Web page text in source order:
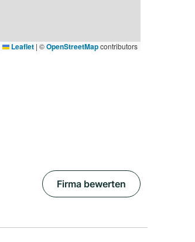
Leaflet | ©OpenStreetMapcontributors
Firma bewerten